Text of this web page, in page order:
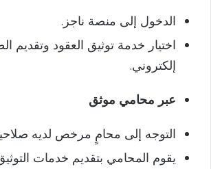
الدخول إلى منصة ناجز.
اختيار خدمة توثيق العقود
إلكتروني.
عبر محامي موثق
التوجه إلى محامٍ مرخص لديه
يقوم المحامي بتقديم خدمات